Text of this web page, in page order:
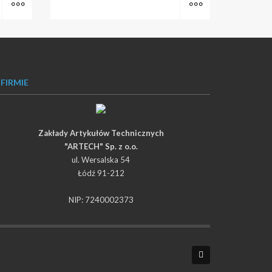
Zakłady Artykułów Technicznych
"ARTECH" Sp. z o.o.
ul. Wersalska 54
Łódź 91-212
NIP: 7240002373